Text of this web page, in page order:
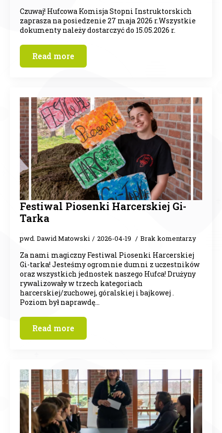
Czuwaj! Hufcowa Komisja Stopni Instruktorskich
zaprasza na posiedzenie 27 maja 2026 r.Wszystkie
dokumenty należy dostarczyć do 15.05.2026 r.
Read more
Festiwal Piosenki Harcerskiej Gi-
Tarka
pwd. Dawid Matowski 2026-04-19 Brak komentarzy
Za nami magiczny Festiwal Piosenki Harcerskiej
Gi-tarka! Jesteśmy ogromnie dumni z uczestników
oraz wszystkich jednostek naszego Hufca! Drużyny
rywalizowały w trzech kategoriach
harcerskiej/zuchowej, góralskiej i bajkowej .
Poziom był naprawdę…
Read more